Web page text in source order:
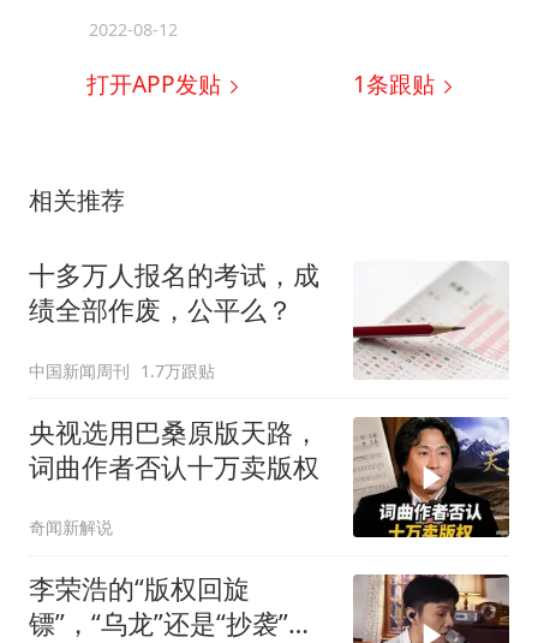
2022-08-12
打开APP发贴 1条跟贴
相关推荐
十多万人报名的考试，成
绩全部作废，公平么？
中国新闻周刊 1.7万跟贴
央视选用巴桑原版天路，
词曲作者否认十万卖版权
奇闻新解说
李荣浩的“版权回旋
镖”，“乌龙”还是“抄袭”，